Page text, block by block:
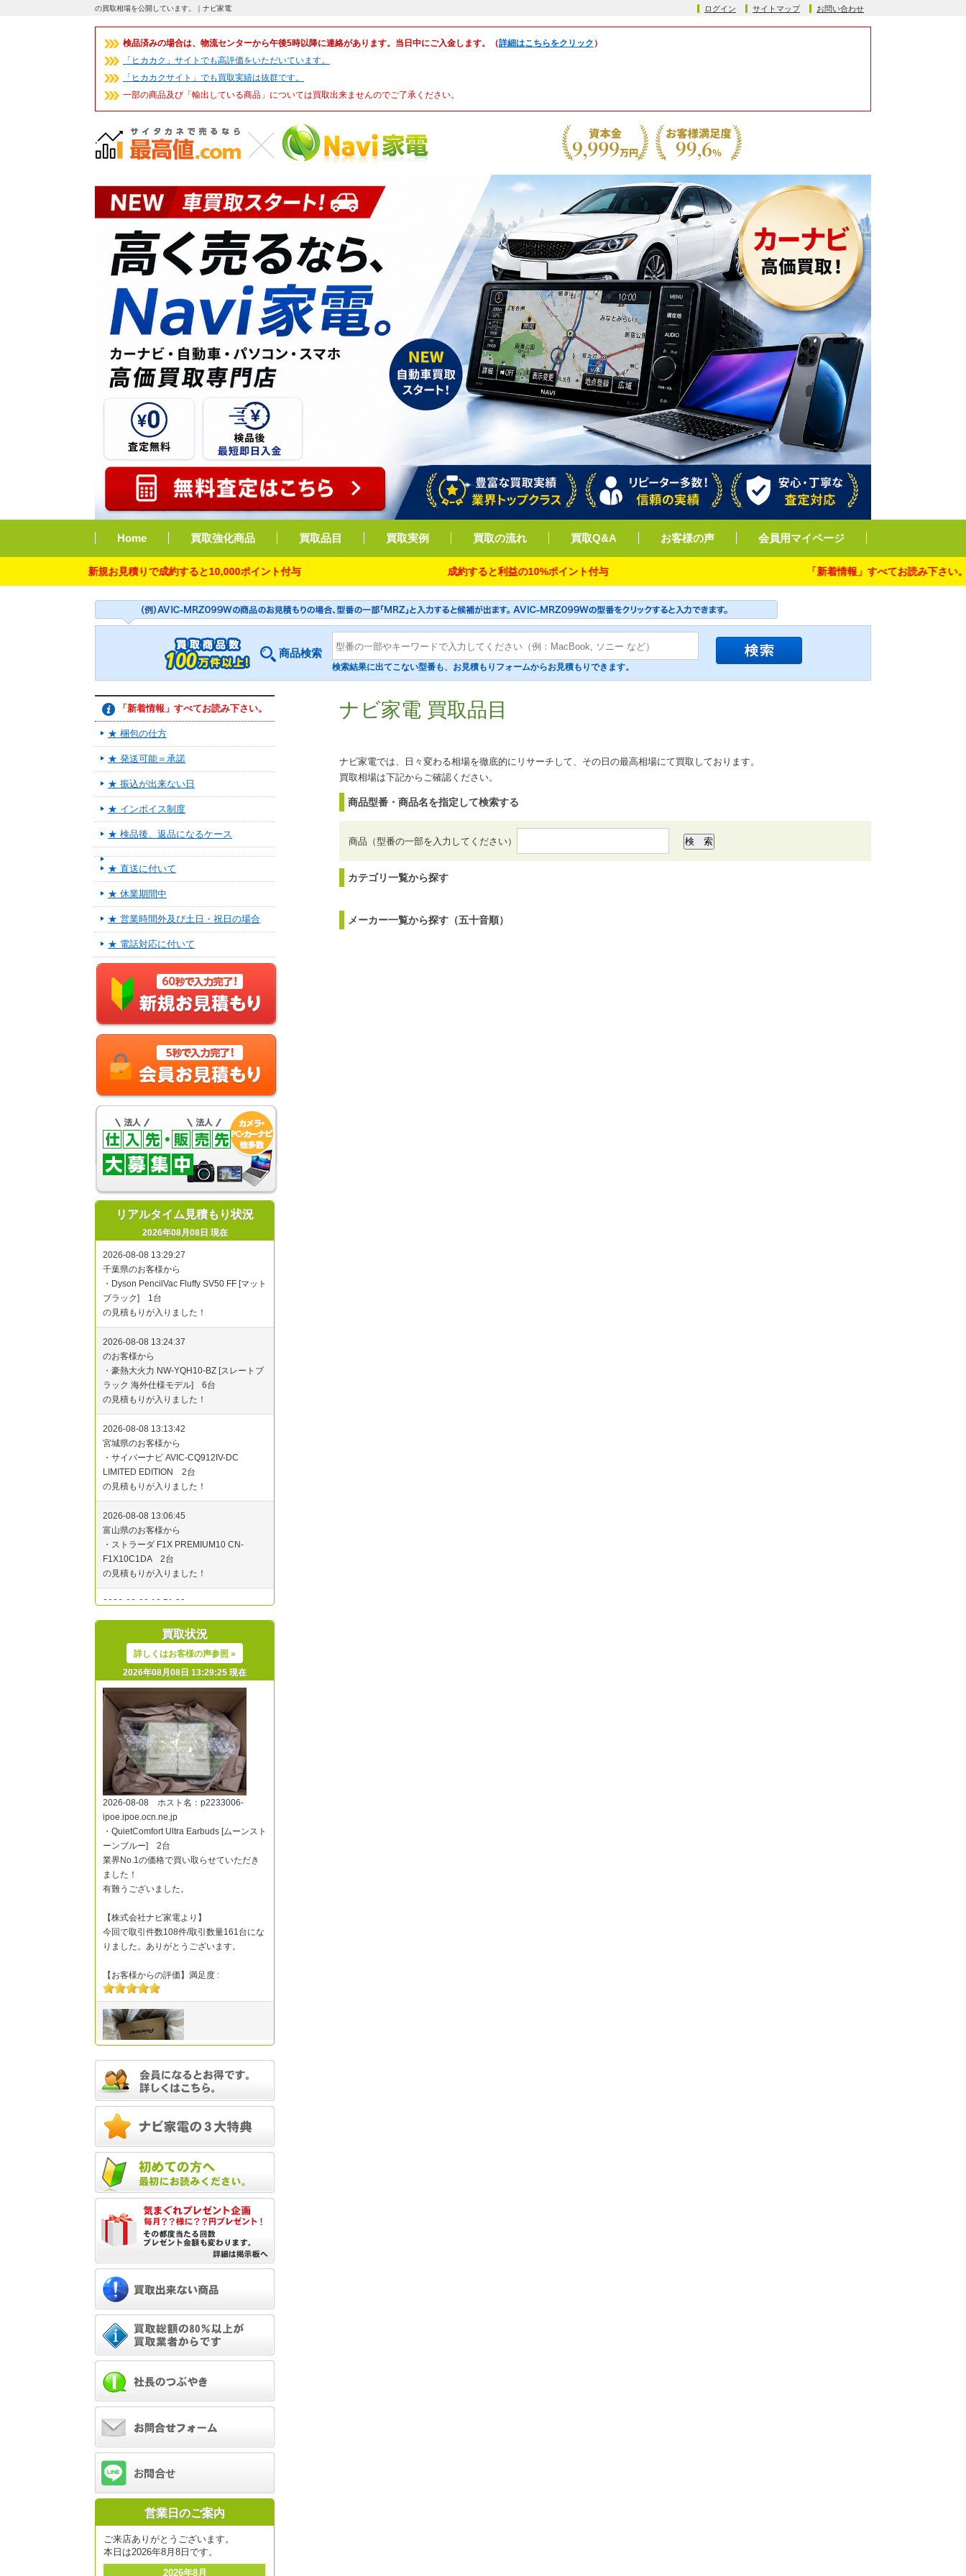
の買取相場を公開しています。｜ナビ家電 ログイン サイトマップ お問い合わせ
検品済みの場合は、物流センターから午後5時以降に連絡があります。当日中にご入金します。（詳細はこちらをクリック ）
「ヒカカク」サイトでも高評価をいただいています。
「ヒカカクサイト」でも買取実績は抜群です。
一部の商品及び「輸出している商品」については買取出来ませんのでご了承ください。
Home 買取強化商品 買取品目 買取実例 買取の流れ 買取Q&A お客様の声 会員用マイページ
新規お見積りで成約すると10,000ポイント付与 成約すると利益の10%ポイント付与 「新着情報」すべてお読み下さい。
商品検索
検索結果に出てこない型番も、お見積もりフォームからお見積もりできます。
ナビ家電 買取品目
ナビ家電では、日々変わる相場を徹底的にリサーチして、その日の最高相場にて買取しております。
買取相場は下記からご確認ください。
商品型番・商品名を指定して検索する
商品（型番の一部を入力してください）
カテゴリ一覧から探す
メーカー一覧から探す（五十音順）
「新着情報」すべてお読み下さい。
★ 梱包の仕方
★ 発送可能＝承諾
★ 振込が出来ない日
★ インボイス制度
★ 検品後、返品になるケース
★ 直送に付いて
★ 休業期間中
★ 営業時間外及び土日・祝日の場合
★ 電話対応に付いて
リアルタイム見積もり状況
2026年08月08日 現在
買取状況
詳しくはお客様の声参照 »
2026年08月08日 13:29:25 現在
営業日のご案内
ご来店ありがとうございます。
本日は2026年8月8日です。
2026年8月